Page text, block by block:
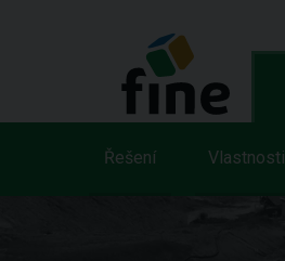
Řešení Vlastnosti